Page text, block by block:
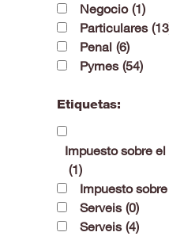
Negocio (1)
Particulares
Penal (6)
Pymes (54)
Etiquetas:
Impuesto sobre
(1)
Impuesto
Serveis (0)
Serveis (4)